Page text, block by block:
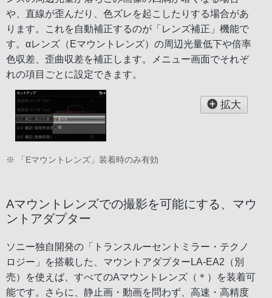
や、直線が歪んだり、色ズレを起こしたりする場合があ
ります。これを自動補正するのが「レンズ補正」機能で
す。αレンズ（Eマウントレンズ）の周辺光量低下や倍率
色収差、歪曲収差を補正します。メニュー画面でそれぞ
れの項目ごとに設定できます。
拡大
※ 「Eマウントレンズ」装着時のみ有効
Aマウントレンズでの撮影を可能にする、マウ
ントアダプター
ソニー独自開発の「トランスルーセントミラー・テクノ
ロジー」を搭載した、マウントアダプターLA-EA2（別
売）を使えば、すべてのAマウントレンズ（＊）を装着可
能です。さらに、静止画・動画を問わず、高速・高精度